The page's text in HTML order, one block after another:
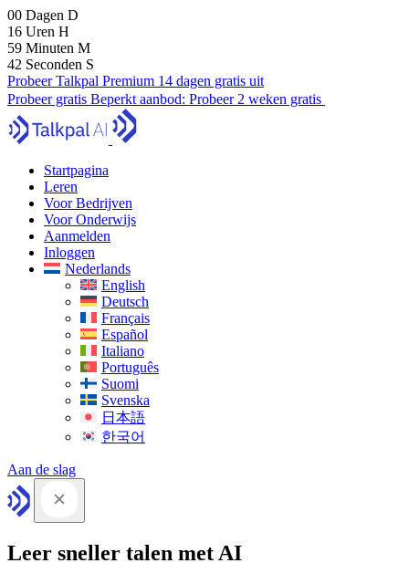
00 Dagen D
16 Uren H
59 Minuten M
40 Seconden S
Probeer Talkpal Premium 14 dagen gratis uit
Probeer gratis Beperkt aanbod: Probeer 2 weken gratis
Startpagina
Leren
Voor Bedrijven
Voor Onderwijs
Aanmelden
Inloggen
Nederlands
English
Deutsch
Français
Español
Italiano
Português
Suomi
Svenska
日本語
한국어
Aan de slag
Leer sneller talen met AI